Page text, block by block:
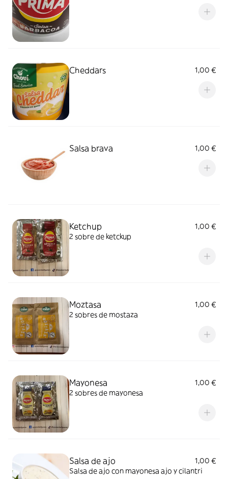
Cheddars 1,00 €
Salsa brava 1,00 €
Ketchup
1,00 €
2 sobre de ketckup
Moztasa
1,00 €
2 sobres de mostaza
Mayonesa
1,00 €
2 sobres de mayonesa
Salsa de ajo
1,00 €
Salsa de ajo con mayonesa ajo y cilantri